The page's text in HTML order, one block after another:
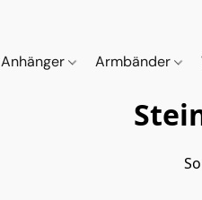
Anhänger Armbänder